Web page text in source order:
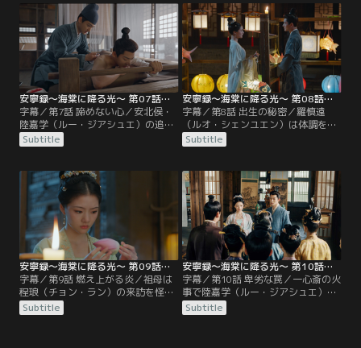
れてしまう。また、羅宜寧は辞職を
願い出た李（リー）婆やが刺客に襲
われたところを救い出し、喬月嬋
（チャオ・ユエチャン）の流産の真
相を聞き出す。
るが、羅慎遠は六合酒楼に現れた林
茂を体よくあしらう。その後、羅
（ルオ）家の娘たちは遠景閣での観
劇に参加。
安寧録～海棠に降る光～ 第07話／字幕
字幕／第7話 諦めない心／安北侯・
陸嘉学（ルー・ジアシュエ）の追っ
手から逃げのびた羅宜寧（ルオ・イ
ーニン）と羅慎遠（ルオ・シェンユ
宅。だが、祖母は遠景閣から戻らな
い羅宜寧を心配するあまり倒れて危
篤となっていた。そこで羅宜寧は最
後の頼みの綱である杜（ドゥー）医
師に診療をお願いするが断られてし
まう。
Subtitle
安寧録～海棠に降る光～ 第08話／字幕
字幕／第8話 出生の秘密／羅慎遠
（ルオ・シェンユエン）は体調を崩
した羅宜寧（ルオ・イーニン）を診
た杜（ドゥー）医師から彼女は促進
され詳細を調査。羅宜寧の母親が賊
に襲われて産んだという証言を得て
彼女と自分との間に血の繋がりがな
いことを知る。
Subtitle
安寧録～海棠に降る光～ 第09話／字幕
字幕／第9話 燃え上がる炎／祖母は
程琅（チョン・ラン）の来訪を怪し
み、陸嘉学（ルー・ジアシュエ）に
命を狙われていると恐れる羅宜寧
Subtitle
安寧録～海棠に降る光～ 第10話／字幕
字幕／第10話 卑劣な罠／一心斎の火
事で陸嘉学（ルー・ジアシュエ）を
脅かす証拠も燃えたと考えた程琅
（チョン・ラン）は羅（ルオ）家を
Subtitle